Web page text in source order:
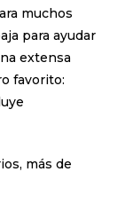
muchos
para ayudar
extensa
favorito:
más de